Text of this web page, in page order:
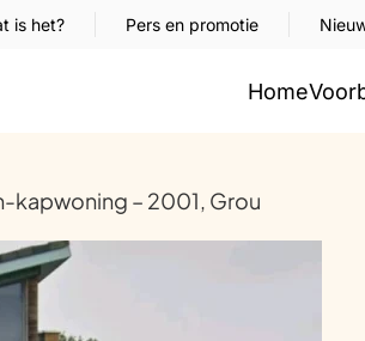
is het? Pers en promotie
Home
– 2001, Grou